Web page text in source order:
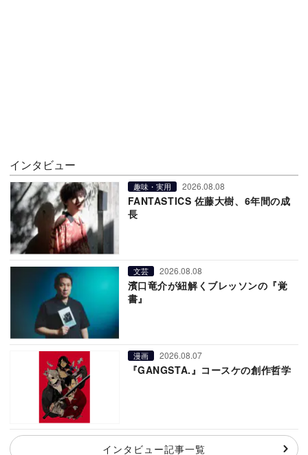
インタビュー
趣味・実用 2026.08.08
FANTASTICS 佐藤大樹、6年間の成
長
文芸 2026.08.08
濱口竜介が紐解くブレッソンの『覚
書』
漫画 2026.08.07
『GANGSTA.』コースケの創作哲学
インタビュー記事一覧